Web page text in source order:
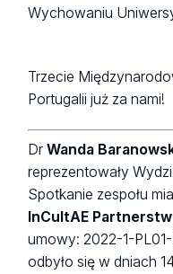
Wychowaniu
Trzecie
Portugalii już za nami!
DrWanda
reprezentowały
Spotkanie zespołu
InCultAE
umowy: 2022-1-
odbyło się w dniach